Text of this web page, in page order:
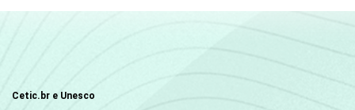
Cetic.br e Unesco